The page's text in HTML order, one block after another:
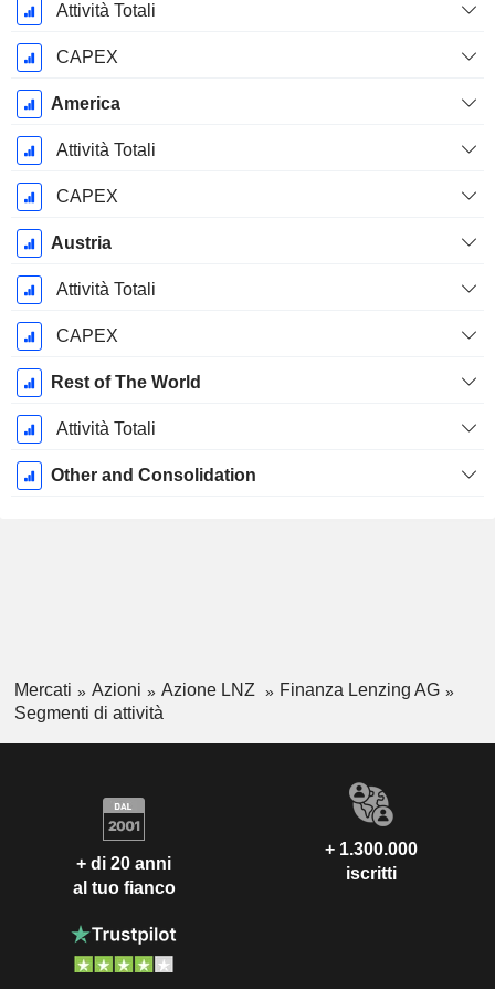
Attività Totali
CAPEX
America
Attività Totali
CAPEX
Austria
Attività Totali
CAPEX
Rest of The World
Attività Totali
Other and Consolidation
Mercati Azioni Azione LNZ
Finanza Lenzing AG
Segmenti di attività
+ di 20 anni
al tuo fianco
+ 1.300.000
iscritti